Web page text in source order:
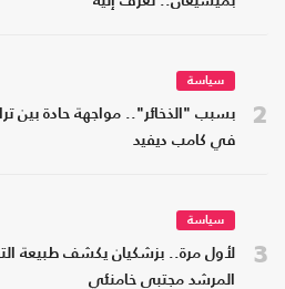
2
سياسة
بسبب "الذخائر".. مواجهة حادة بين
في كامب ديفيد
3
سياسة
لأول مرة.. بزشكيان يكشف طبيعة
المرشد مجتبى خامنئي